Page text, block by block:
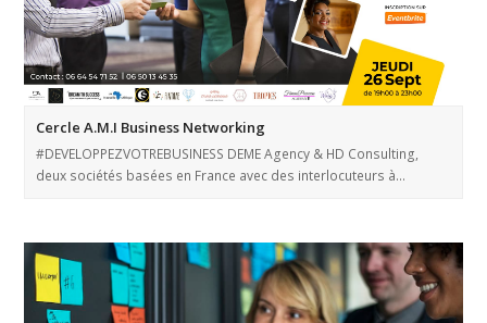
Cercle A.M.I Business Networking
#DEVELOPPEZVOTREBUSINESS DEME Agency & HD Consulting,
deux sociétés basées en France avec des interlocuteurs à…